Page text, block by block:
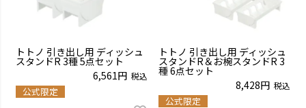
トトノ 引き出し用 ディッシュ
スタンドR 3種 5点セット
6,561
税込
公式限定
トトノ 引き出し用 ディッシュ
スタンドR＆お椀スタンドR 3
種 6点セット
8,428
税込
公式限定